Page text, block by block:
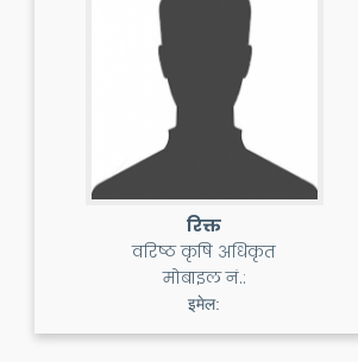
रिक्त
वरिष्ठ कृषि अधिकृत
मोबाइल नं.:
इमेल: